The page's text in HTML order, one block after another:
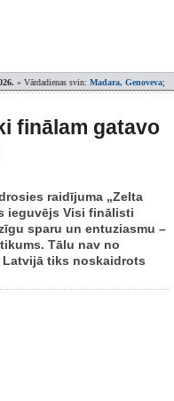
» Vārdadienas svin: Madara, Genoveva;
finālam gatavo
raidījuma „Zelta
ieguvējs Visi finālisti
sparu un entuziasmu –
Tālu nav no
tiks noskaidrots